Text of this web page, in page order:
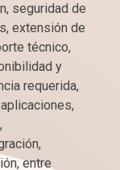
seguridad de
extensión de
técnico,
y
requerida,
entre